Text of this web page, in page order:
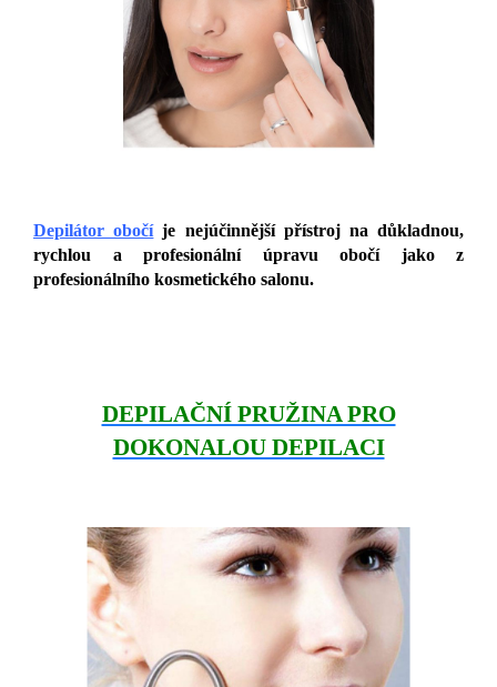
Depilátor obočíje nejúčinnější přístroj na důkladnou,
rychlou a profesionální úpravu obočí jako z
profesionálního kosmetického salonu.
DEPILAČNÍ PRUŽINA PRO
DOKONALOU DEPILACI